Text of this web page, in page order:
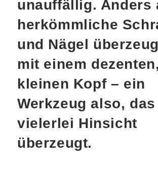
unauffällig. Anders
herkömmliche
und Nägel
mit einem dezenten,
kleinen Kopf – ein
Werkzeug also,
vielerlei Hinsicht
überzeugt.